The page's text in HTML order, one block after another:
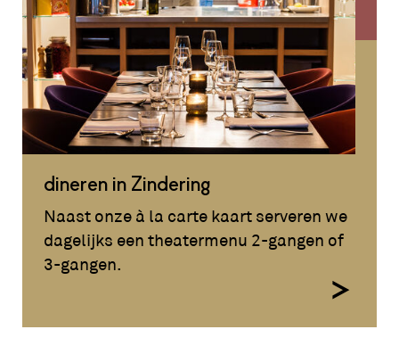
dineren in Zindering
Naast onze à la carte kaart serveren we
dagelijks een theatermenu 2-gangen of
3-gangen.